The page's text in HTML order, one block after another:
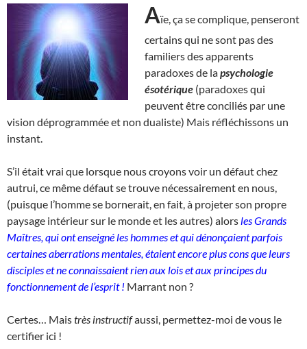
Aïe, ça se complique, penseront
certains qui ne sont pas des
familiers des apparents
paradoxes de lapsychologie
ésotérique (paradoxes qui
peuvent être conciliés par une
vision déprogrammée et non dualiste) Mais réfléchissons un
instant.
S’il était vrai que lorsque nous croyons voir un défaut chez
autrui, ce même défaut se trouve nécessairement en nous,
(puisque l’homme se bornerait, en fait, à projeter son propre
paysage intérieur sur le monde et les autres) alors les Grands
Maîtres, qui ont enseigné les hommes et qui dénonçaient parfois
certaines aberrations mentales, étaient encore plus cons que leurs
disciples et ne connaissaient rien aux lois et aux principes du
fonctionnement de l’esprit ! Marrant non ?
Certes… Maistrès instructifaussi, permettez-moi de vous le
certifier ici !